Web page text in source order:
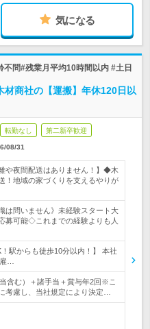
気になる
問#残業月平均10時間以内 #土日
商社の【運搬】年休120日以
転勤なし 第二新卒歓迎
08/31
や夜間配送はありません！】◆木
！地域の家づくりを支えるやりが
は問いません》未経験スタート大
可能◇これまでの経験よりも人
駅からも徒歩10分以内！】 本社
…
含む）＋諸手当＋賞与年2回※こ
考慮し、当社規定により決定…